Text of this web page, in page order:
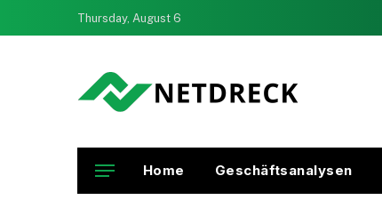
Thursday, August 6
Home Geschäftsanalysen